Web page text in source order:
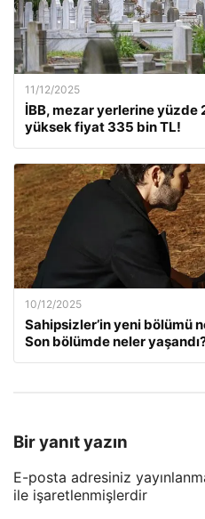
11/12/2025
İBB, mezar yerlerine yüzde
yüksek fiyat 335 bin TL!
10/12/2025
Sahipsizler’in yeni bölümü
Son bölümde neler
Bir yanıt yazın
E-posta adresiniz
ile işaretlenmişlerdir